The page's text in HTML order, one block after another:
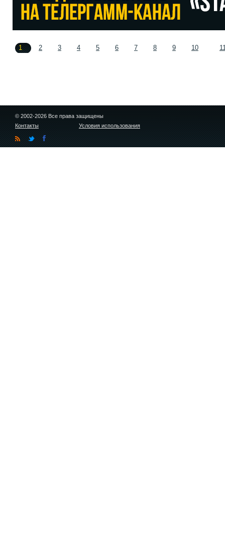
1 2 3 4 5 6 7 8 9 10
© 2002-2026 Все права защищены
Контакты
Условия использования